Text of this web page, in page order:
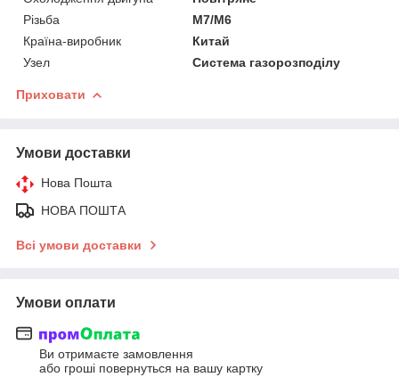
Різьба
М7/М6
Країна-виробник
Китай
Узел
Система газорозподілу
Приховати
Умови доставки
Нова Пошта
НОВА ПОШТА
Всі умови доставки
Умови оплати
Ви отримаєте замовлення
або гроші повернуться на вашу картку